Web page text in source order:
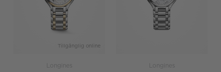
Tillgänglig online
Longines Longines